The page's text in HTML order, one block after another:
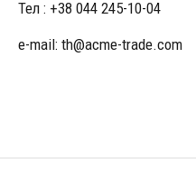
Тел : +38 044 245-10-04
e-mail: th@acme-trade.com